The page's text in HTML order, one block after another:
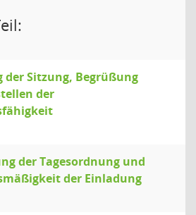
der Sitzung, Begrüßung
der
der Tagesordnung und
der Einladung